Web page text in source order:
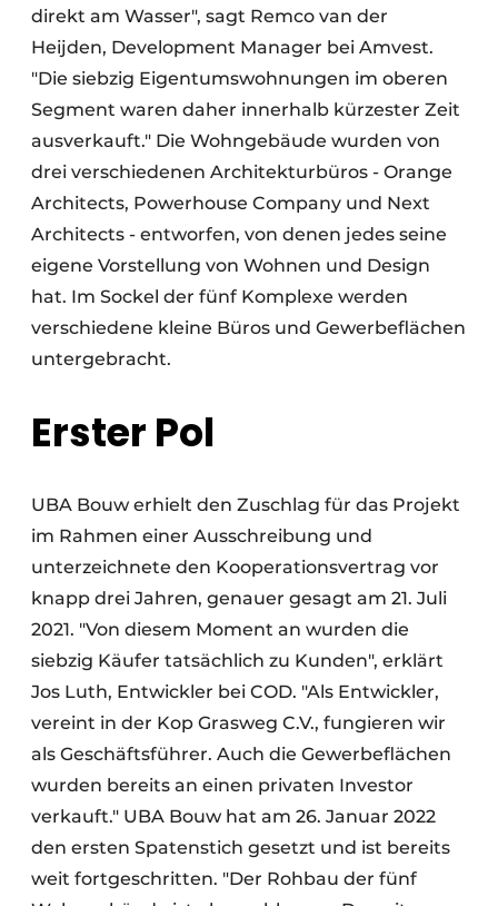
direkt am Wasser", sagt Remco van der
Heijden, Development Manager bei Amvest.
"Die siebzig Eigentumswohnungen im oberen
Segment waren daher innerhalb kürzester Zeit
ausverkauft." Die Wohngebäude wurden von
drei verschiedenen Architekturbüros - Orange
Architects, Powerhouse Company und Next
Architects - entworfen, von denen jedes seine
eigene Vorstellung von Wohnen und Design
hat. Im Sockel der fünf Komplexe werden
verschiedene kleine Büros und Gewerbeflächen
untergebracht.
Erster Pol
UBA Bouw erhielt den Zuschlag für das Projekt
im Rahmen einer Ausschreibung und
unterzeichnete den Kooperationsvertrag vor
knapp drei Jahren, genauer gesagt am 21. Juli
2021. "Von diesem Moment an wurden die
siebzig Käufer tatsächlich zu Kunden", erklärt
Jos Luth, Entwickler bei COD. "Als Entwickler,
vereint in der Kop Grasweg C.V., fungieren wir
als Geschäftsführer. Auch die Gewerbeflächen
wurden bereits an einen privaten Investor
verkauft." UBA Bouw hat am 26. Januar 2022
den ersten Spatenstich gesetzt und ist bereits
weit fortgeschritten. "Der Rohbau der fünf